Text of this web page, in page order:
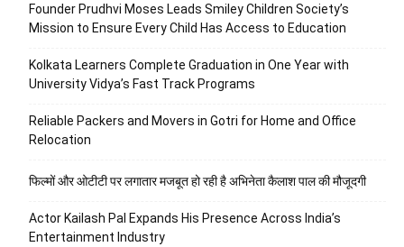
Founder Prudhvi Moses Leads Smiley Children Society’s
Mission to Ensure Every Child Has Access to Education
Kolkata Learners Complete Graduation in One Year with
University Vidya’s Fast Track Programs
Reliable Packers and Movers in Gotri for Home and Office
Relocation
फिल्मों और ओटीटी पर लगातार मजबूत हो रही है अभिनेता कैलाश पाल की मौजूदगी
Actor Kailash Pal Expands His Presence Across India’s
Entertainment Industry